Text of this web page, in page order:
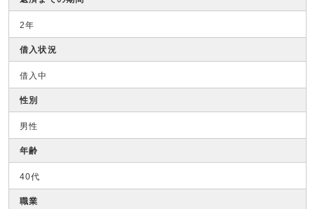
2年
借入状況
借入中
性別
男性
年齢
40代
職業